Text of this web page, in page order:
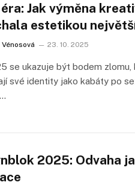
Jak výměna
estetikou
23. 10. 2025
se ukazuje být bodem zlomu,
své identity jako kabáty po
2025: Odvaha